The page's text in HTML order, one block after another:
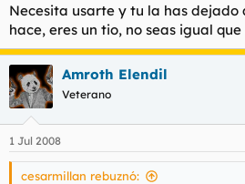
Necesita usarte y tu la has dejado
hace, eres un tio, no seas igual que
Amroth Elendil
Veterano
1 Jul 2008
cesarmillan rebuznó: